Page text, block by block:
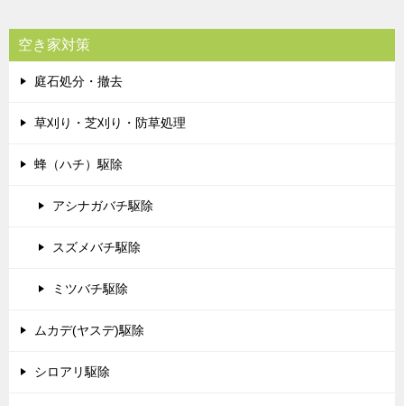
空き家対策
庭石処分・撤去
草刈り・芝刈り・防草処理
蜂（ハチ）駆除
アシナガバチ駆除
スズメバチ駆除
ミツバチ駆除
ムカデ(ヤスデ)駆除
シロアリ駆除